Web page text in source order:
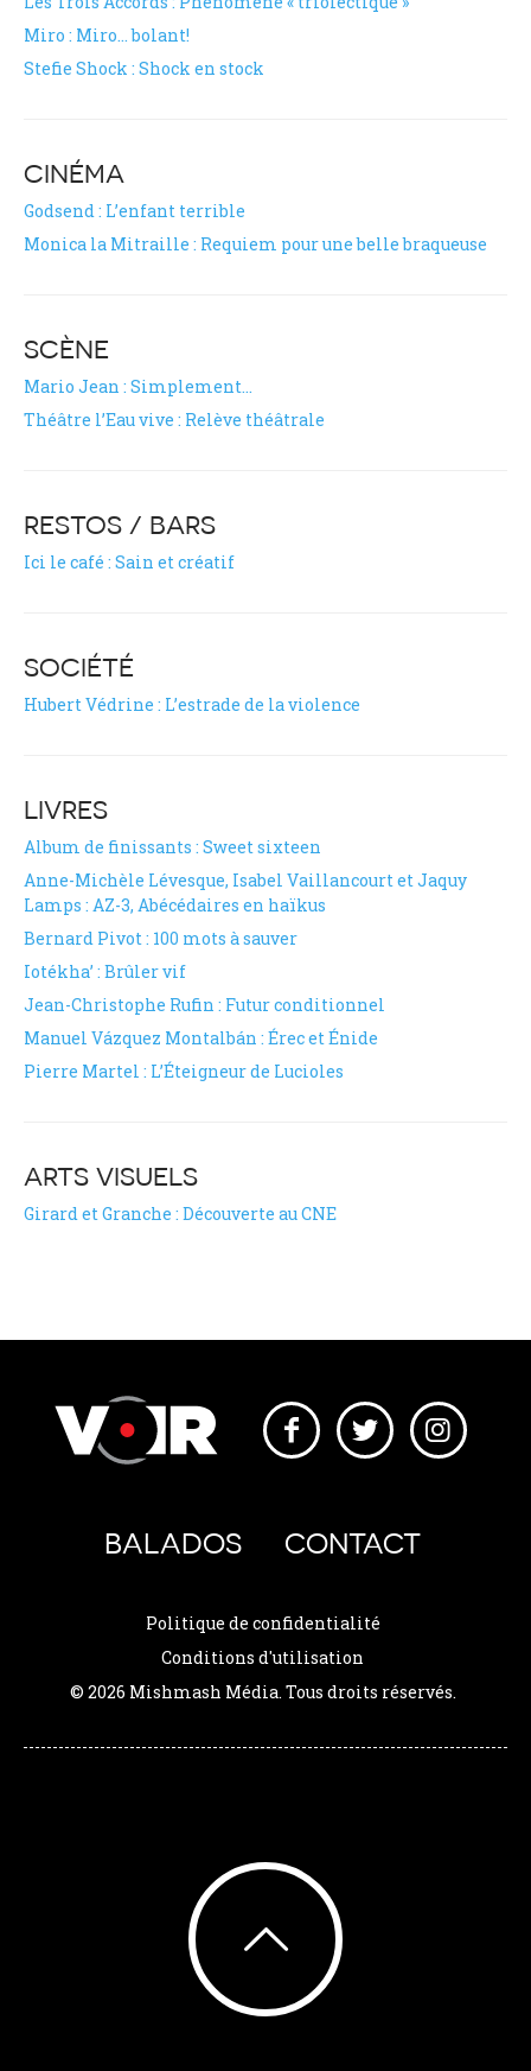
Miro : Miro… bolant!
Stefie Shock : Shock en stock
CINÉMA
Godsend : L’enfant terrible
Monica la Mitraille : Requiem pour une belle braqueuse
SCÈNE
Mario Jean : Simplement…
Théâtre l’Eau vive : Relève théâtrale
RESTOS / BARS
Ici le café : Sain et créatif
SOCIÉTÉ
Hubert Védrine : L’estrade de la violence
LIVRES
Album de finissants : Sweet sixteen
Anne-Michèle Lévesque, Isabel Vaillancourt et Jaquy
Lamps : AZ-3, Abécédaires en haïkus
Bernard Pivot : 100 mots à sauver
Iotékha’ : Brûler vif
Jean-Christophe Rufin : Futur conditionnel
Manuel Vázquez Montalbán : Érec et Énide
Pierre Martel : L’Éteigneur de Lucioles
ARTS VISUELS
Girard et Granche : Découverte au CNE
BALADOS CONTACT
Politique de confidentialité
Conditions d'utilisation
© 2026 Mishmash Média. Tous droits réservés.